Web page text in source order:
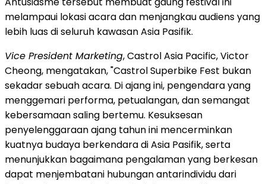
melampaui lokasi acara dan menjangkau audiens yang
lebih luas di seluruh kawasan Asia Pasifik.
Vice President Marketing, Castrol Asia Pacific, Victor
Cheong, mengatakan, "Castrol Superbike Fest bukan
sekadar sebuah acara. Di ajang ini, pengendara yang
menggemari performa, petualangan, dan semangat
kebersamaan saling bertemu. Kesuksesan
penyelenggaraan ajang tahun ini mencerminkan
kuatnya budaya berkendara di Asia Pasifik, serta
menunjukkan bagaimana pengalaman yang berkesan
dapat menjembatani hubungan antarindividu dari